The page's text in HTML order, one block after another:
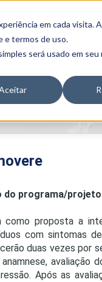
em cada visita.
e termos de uso.
será usado em seu
Acadêmicos
PIME
Pesquisa e
do programa/projeto
proposta a
com sintomas
duas vezes por
Após as